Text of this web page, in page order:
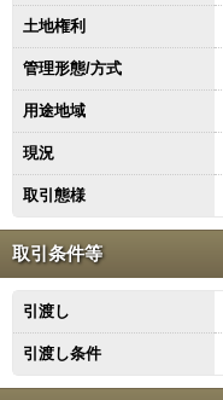
土地権利
管理形態/方式
用途地域
現況
取引態様
取引条件等
引渡し
引渡し条件